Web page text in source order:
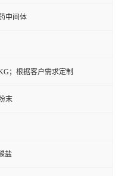
中间体
；根据客户需求定制
末
盐